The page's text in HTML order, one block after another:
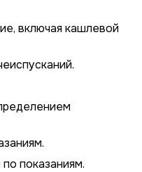
включая кашлевой
показаниям.